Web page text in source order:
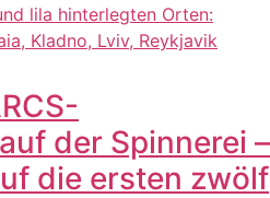
der Spinnerei –
die ersten zwölf